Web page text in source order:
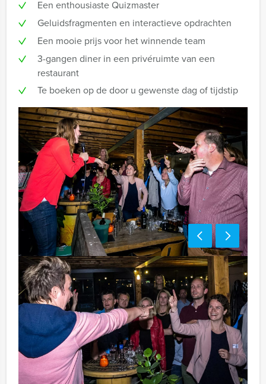
Een enthousiaste Quizmaster
Geluidsfragmenten en interactieve opdrachten
Een mooie prijs voor het winnende team
3-gangen diner in een privéruimte van een
restaurant
Te boeken op de door u gewenste dag of tijdstip
Handige tip:
Niet telkens uw knip hoeven trekken om uw drankje af
te rekenen? Voor € 13,50 per persoon per uur (excl.
BTW) kunt u gebruikmaken van het drankarrangement,
waarbij u onbeperkt kunt genieten van bier, fris,
huiswijn, koffie en thee. Zo komt u ook achteraf niet
voor verrassingen te staan!